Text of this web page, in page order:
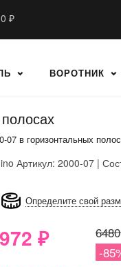
0 ₽
ВОРОТНИК
в горизонтальных
Артикул: 2000-07 |
Определите свой
972 ₽
-